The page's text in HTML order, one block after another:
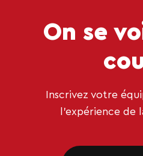
On se
Inscrivez votre
l’expérience de